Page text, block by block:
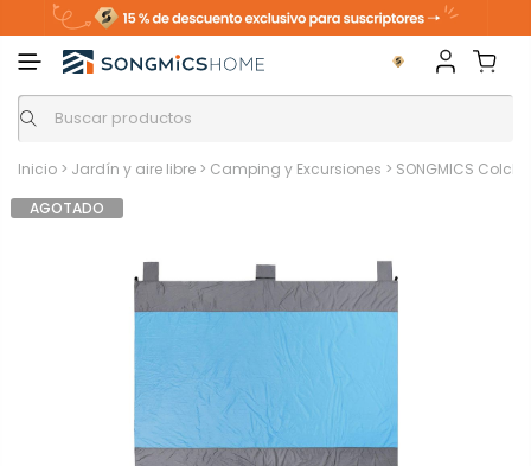
Inicio > Jardín y aire libre > Camping y Excursiones > SONGMICS
AGOTADO